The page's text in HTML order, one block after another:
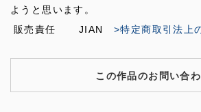
ようと思います。
販売責任
JIAN >特定商取引法上
この作品のお問い合